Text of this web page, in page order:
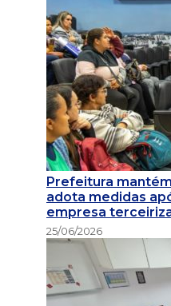
Prefeitura
adota medidas
empresa
25/06/2026